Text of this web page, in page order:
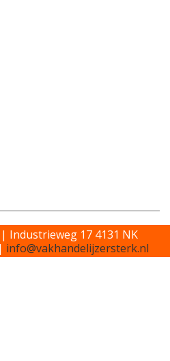
Industrieweg 17 4131 NK
info@vakhandelijzersterk.nl